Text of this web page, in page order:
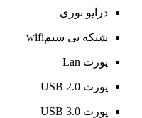
درایو نوری
شبکه بی سیمwifi
پورت Lan
پورت USB 2.0
پورت USB 3.0